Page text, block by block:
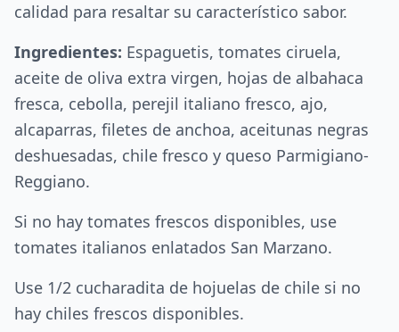
calidad para resaltar su característico sabor.
Ingredientes: Espaguetis, tomates ciruela,
aceite de oliva extra virgen, hojas de albahaca
fresca, cebolla, perejil italiano fresco, ajo,
alcaparras, filetes de anchoa, aceitunas negras
deshuesadas, chile fresco y queso Parmigiano-
Reggiano.
Si no hay tomates frescos disponibles, use
tomates italianos enlatados San Marzano.
Use 1/2 cucharadita de hojuelas de chile si no
hay chiles frescos disponibles.